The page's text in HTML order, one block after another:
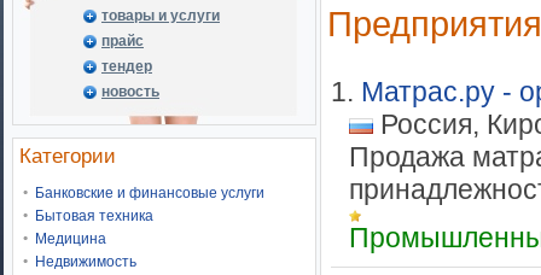
товары и услуги
прайс
тендер
новость
Категории
Банковские и финансовые услуги
Бытовая техника
Медицина
Недвижимость
Предприятия
1. Матрас.ру -
Россия,
Продажа